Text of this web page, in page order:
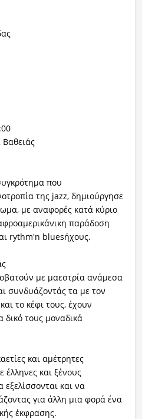
Βαθειάς
που
της jazz, δημιούργησε
με αναφορές κατά κύριο
παράδοση
rythm'n bluesήχους.
με μαεστρία ανάμεσα
συνδυάζοντάς τα με τον
το κέφι τους, έχουν
δικό τους μοναδικά
και αμέτρητες
έλληνες και ξένους
εξελίσσονται και να
για άλλη μια φορά ένα
έκφρασης.